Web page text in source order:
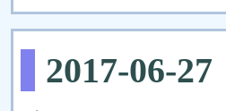
2017-06-27